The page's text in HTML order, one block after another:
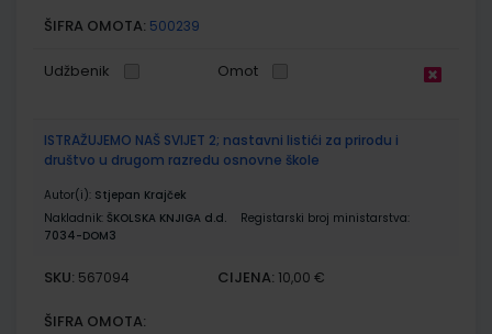
ŠIFRA OMOTA: 500239
Udžbenik Omot
ISTRAŽUJEMO NAŠ SVIJET 2; nastavni listići za prirodu i
društvo u drugom razredu osnovne škole
Autor(i): Stjepan Krajček
Nakladnik: ŠKOLSKA KNJIGA d.d.
Registarski broj ministarstva:
7034-DOM3
SKU: 567094 CIJENA: 10,00 €
ŠIFRA OMOTA: